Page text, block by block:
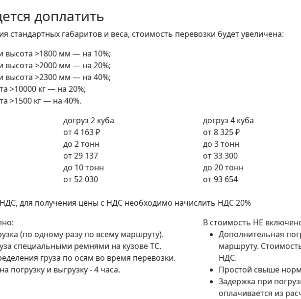
доплатить
стандартных габаритов и веса, стоимость перевозки будет увеличена:
высота >1800 мм — на 10%;
высота >2000 мм — на 20%;
высота >2300 мм — на 40%;
>10000 кг — на 20%;
>1500 кг — на 40%.
догруз 2 куба
от4 163 ₽
догруз 4 куба
от8 325 ₽
до 2 тонн
от29 137
до 3 тонн
от33 300
до 10 тонн
от 52 030
до 20 тонн
от93 654
для получения цены с НДС необходимо начислить НДС 20%
(по одному разу по всему маршруту).
специальными ремнями на кузове ТС.
груза по осям во время перевозки.
погрузку и выгрузку - 4 часа.
В стоимость НЕ
Дополнительная
маршруту.
НДС.
Простой свыше
Задержка при
оплачивается из